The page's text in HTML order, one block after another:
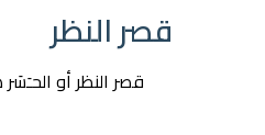
قصر النظر
قصر النظر أو